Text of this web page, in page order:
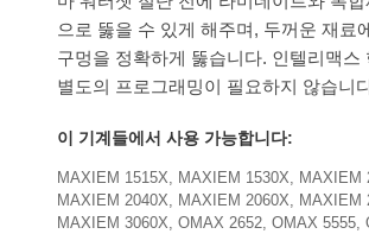
으로 뚫을 수 있게 해주며, 두꺼운 재료
구멍을 정확하게 뚫습니다. 인텔리맥스
별도의 프로그래밍이 필요하지 않습니
이 기계들에서 사용 가능합니다:
MAXIEM 1515X, MAXIEM 1530X, MAXIEM
MAXIEM 2040X, MAXIEM 2060X, MAXIEM
MAXIEM 3060X, OMAX 2652, OMAX 5555,